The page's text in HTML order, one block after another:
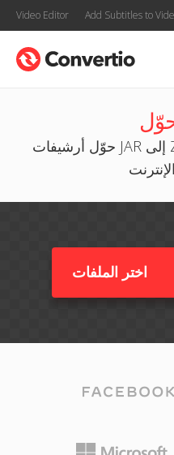
Video Editor Add Subtitles to
حوّل أرشيفات JAR إلى ZIP وRAR و7Z وصيغ أخرى
اختر الملفات